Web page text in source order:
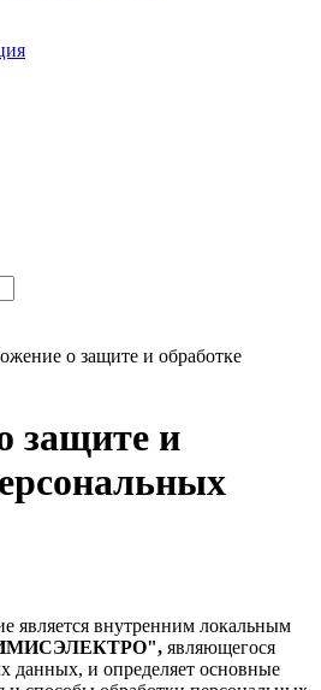
о защите и обработке
защите и
является внутренним локальным
, являющегося
данных, и определяет основные